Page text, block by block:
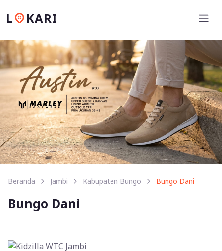
L KARI
Beranda Jambi Kabupaten Bungo Bungo Dani
Bungo Dani